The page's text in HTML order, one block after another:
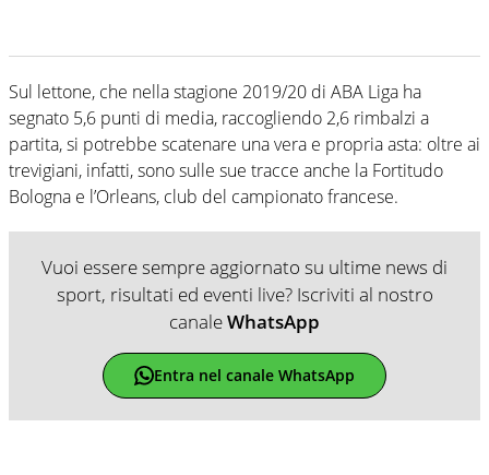
Sul lettone, che nella stagione 2019/20 di ABA Liga ha
segnato 5,6 punti di media, raccogliendo 2,6 rimbalzi a
partita, si potrebbe scatenare una vera e propria asta: oltre ai
trevigiani, infatti, sono sulle sue tracce anche la Fortitudo
Bologna e l’Orleans, club del campionato francese.
Vuoi essere sempre aggiornato su ultime news di
sport, risultati ed eventi live? Iscriviti al nostro
canaleWhatsApp
Entra nel canale WhatsApp